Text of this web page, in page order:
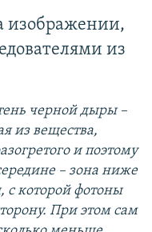
изображении,
из
черной дыры –
из вещества,
и поэтому
– зона ниже
с которой фотоны
При этом сам